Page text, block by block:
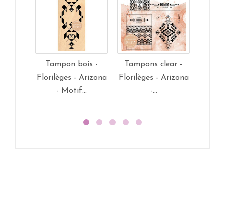
Tampon bois -
Florilèges - Arizona
- Motif...
Tampons clear -
Florilèges - Arizona
-...